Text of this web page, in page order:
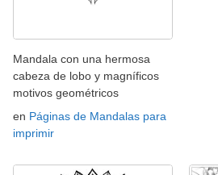
Mandala con una hermosa
cabeza de lobo y magníficos
motivos geométricos
en Páginas de Mandalas para
imprimir